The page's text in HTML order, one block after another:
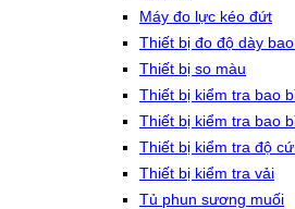
Máy đo lực kéo đứt
Thiết bị đo độ dày
Thiết bị so màu
Thiết bị kiểm tra bao
Thiết bị kiểm tra bao
Thiết bị kiểm tra độ
Thiết bị kiểm tra vải
Tủ phun sương muối